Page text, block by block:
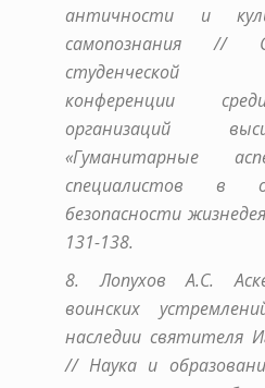
античности и
самопознания //
студенческой
конференции
организаций
«Гуманитарные
специалистов в
безопасности
131-138.
8. Лопухов А.С.
воинских
наследии святителя
// Наука и